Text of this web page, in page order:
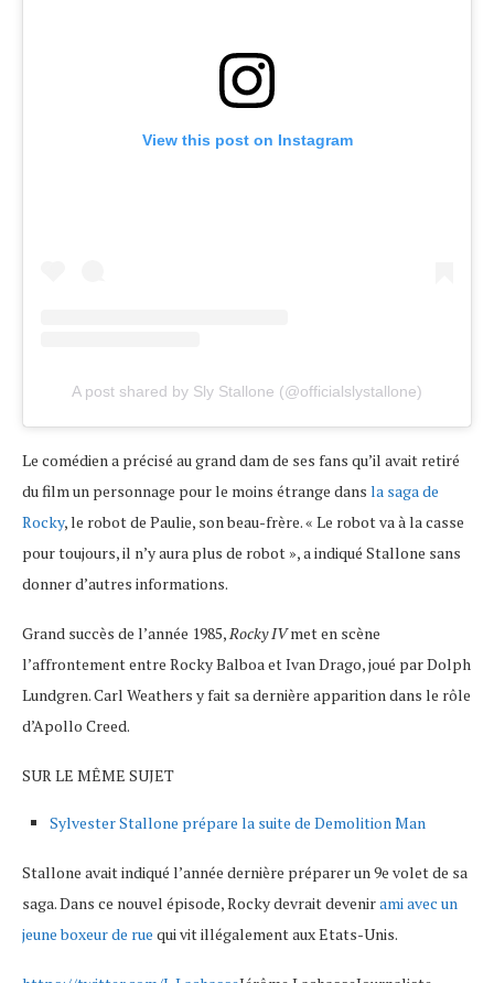
View this post on Instagram
A post shared by Sly Stallone (@officialslystallone)
Le comédien a précisé au grand dam de ses fans qu’il avait retiré
du film un personnage pour le moins étrange dans la saga de
Rocky, le robot de Paulie, son beau-frère. « Le robot va à la casse
pour toujours, il n’y aura plus de robot », a indiqué Stallone sans
donner d’autres informations.
Grand succès de l’année 1985,Rocky IVmet en scène
l’affrontement entre Rocky Balboa et Ivan Drago, joué par Dolph
Lundgren. Carl Weathers y fait sa dernière apparition dans le rôle
d’Apollo Creed.
SUR LE MÊME SUJET
Sylvester Stallone prépare la suite de Demolition Man
Stallone avait indiqué l’année dernière préparer un 9e volet de sa
saga. Dans ce nouvel épisode, Rocky devrait devenirami avec un
jeune boxeur de rue qui vit illégalement aux Etats-Unis.